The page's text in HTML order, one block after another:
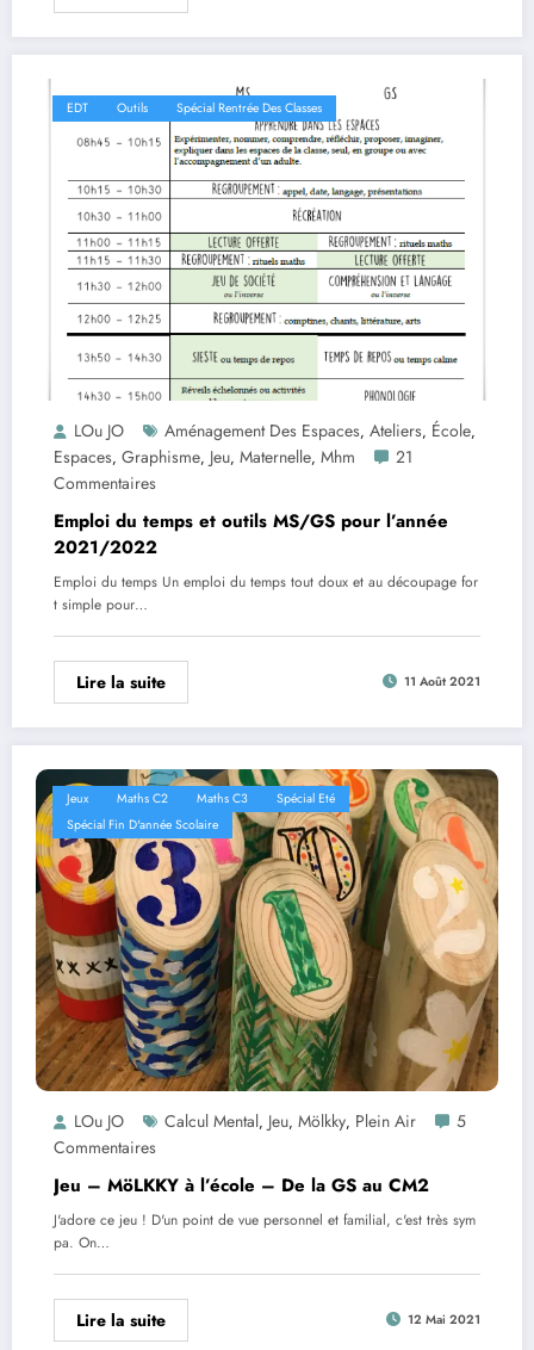
EDT Outils Spécial Rentrée Des Classes
LOu JO Aménagement Des Espaces, Ateliers, École,
Espaces, Graphisme, Jeu, Maternelle, Mhm
21
Commentaires
Emploi du temps et outils MS/GS pour l’année
2021/2022
Emploi du temps Un emploi du temps tout doux et au découpage for
t simple pour…
Lire la suite 11 Août 2021
Jeux Maths C2 Maths C3
Spécial Eté
Spécial Fin D'année Scolaire
LOu JO Calcul Mental, Jeu, Mölkky, Plein Air
5
Commentaires
Jeu – MöLKKY à l’école – De la GS au CM2
J'adore ce jeu ! D'un point de vue personnel et familial, c'est très sym
pa. On…
Lire la suite 12 Mai 2021